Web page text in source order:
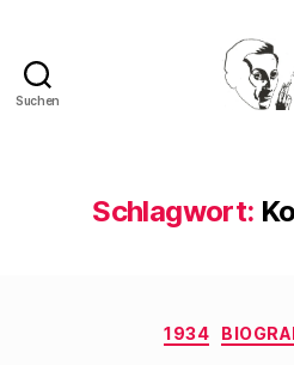
Suchen
Schlagwort:
1934